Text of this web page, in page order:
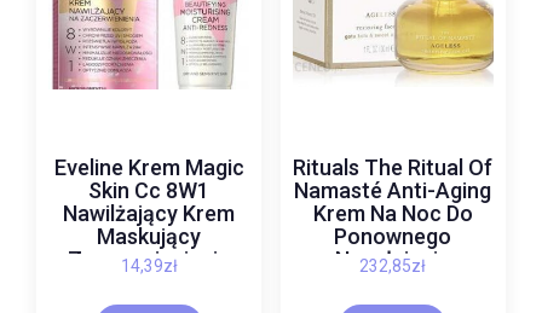
Eveline Krem Magic
Skin Cc 8W1
Nawilżający Krem
Maskujący
Zaczerwienienia
50Ml
14,39zł
Rituals The Ritual Of
Namasté Anti-Aging
Krem Na Noc Do
Ponownego
Napełniania
Kolekcja Glow 50 Ml
232,85zł